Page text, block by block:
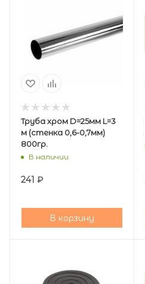
Труба хром D=25мм L=3
м (стенка 0,6-0,7мм)
800гр.
В наличии
241 ₽
В корзину